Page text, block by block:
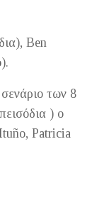
Ben
των 8
) o
Patricia